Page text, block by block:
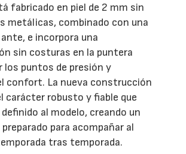
fabricado en piel de 2 mm sin
metálicas, combinado con una
e incorpora una
sin costuras en la puntera
los puntos de presión y
confort. La nueva construcción
carácter robusto y fiable que
al modelo, creando un
para acompañar al
tras temporada.